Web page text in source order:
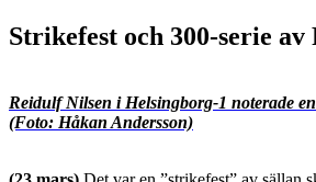
Strikefest och 300-serie
Reidulf Nilsen i Helsingborg-1 noterade
(Foto: Håkan Andersson)